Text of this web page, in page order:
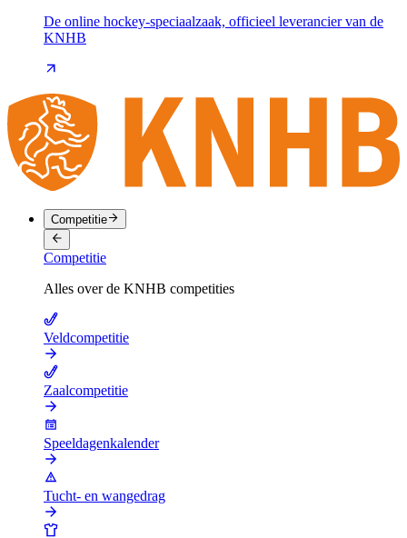
De online hockey-speciaalzaak, officieel leverancier van de
KNHB
Competitie
Competitie
Alles over de KNHB competities
Veldcompetitie
Zaalcompetitie
Speeldagenkalender
Tucht- en wangedrag